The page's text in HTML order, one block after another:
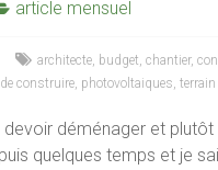
article mensuel
architecte, budget, chantier,
construire, photovoltaiques, terrain
devoir déménager et
quelques temps et je